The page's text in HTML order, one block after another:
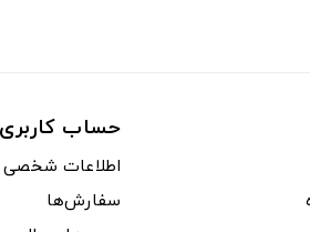
حساب
اطلاعات شخصی
سفارش‌ها